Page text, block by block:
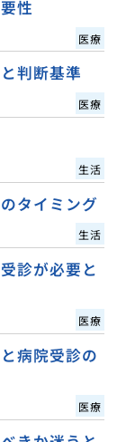
性
医療
判断基準
医療
生活
タイミング
生活
診が必要と
医療
病院受診の
医療